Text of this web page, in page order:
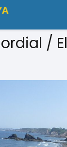
/ El